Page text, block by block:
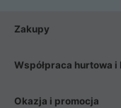
Zakupy
Współpraca hurtowa i
Okazja i promocja